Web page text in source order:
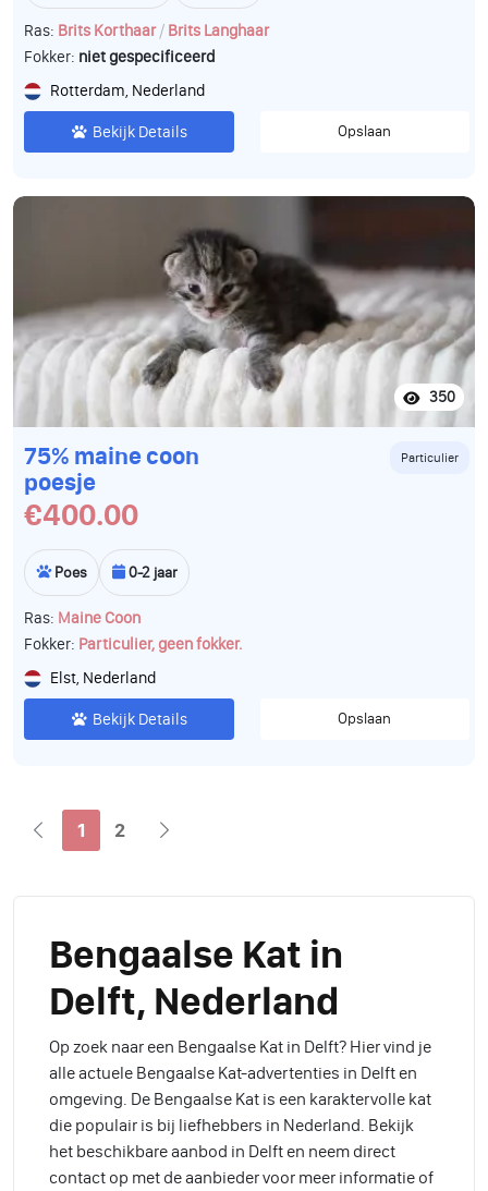
Ras: Brits Korthaar/ Brits Langhaar
Fokker: niet gespecificeerd
Rotterdam, Nederland
Bekijk Details Opslaan
350
75% maine coon
poesje
Particulier
€400.00
Poes 0-2 jaar
Ras: Maine Coon
Fokker: Particulier, geen fokker.
Elst, Nederland
Bekijk Details Opslaan
1 2
Bengaalse Kat in
Delft, Nederland
Op zoek naar een Bengaalse Kat in Delft? Hier vind je
alle actuele Bengaalse Kat-advertenties in Delft en
omgeving. De Bengaalse Kat is een karaktervolle kat
die populair is bij liefhebbers in Nederland. Bekijk
het beschikbare aanbod in Delft en neem direct
contact op met de aanbieder voor meer informatie of